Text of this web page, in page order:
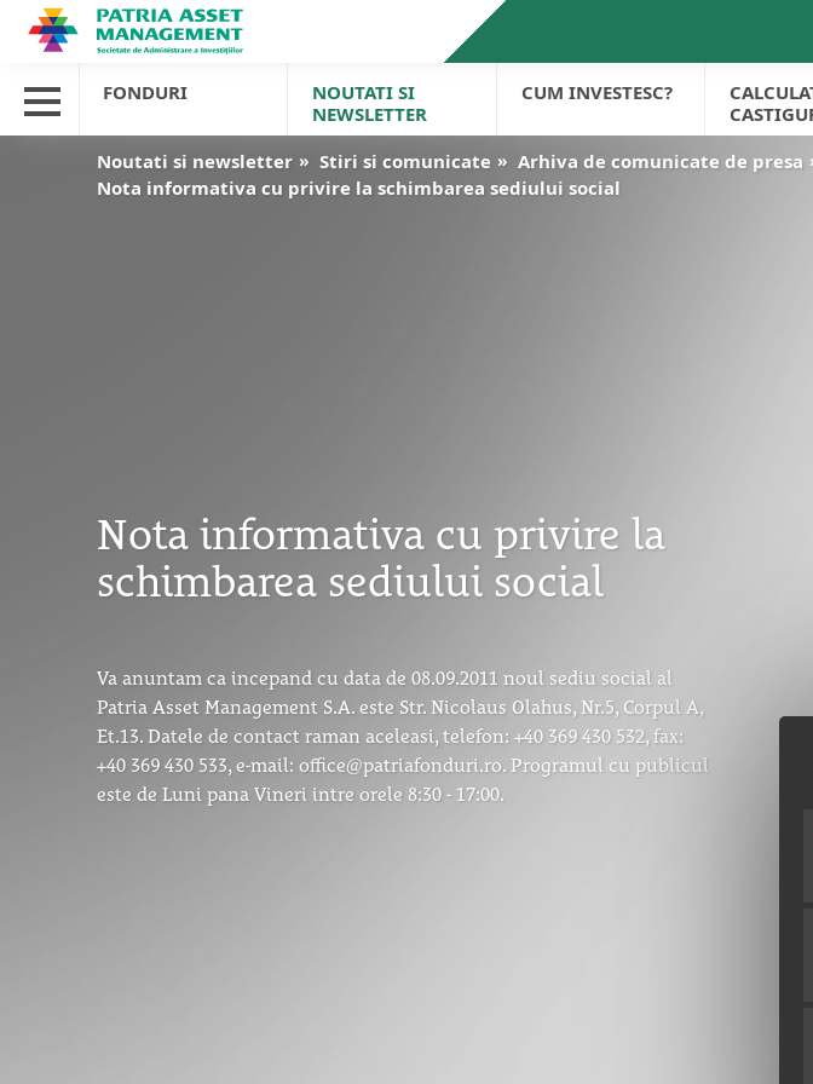
FONDURI
NOUTATI SI
NEWSLETTER
CUM INVESTESC?
Noutati si newsletter
Stiri si comunicate
Arhiva de comunicate de presa
Nota informativa cu privire la schimbarea sediului social
Nota informativa cu privire la
schimbarea sediului social
Va anuntam ca incepand cu data de 08.09.2011 noul sediu social al
Patria Asset Management S.A. este Str. Nicolaus Olahus, Nr.5, Corpul A,
Et.13. Datele de contact raman aceleasi, telefon: +40 369 430 532, fax:
+40 369 430 533, e-mail: office@patriafonduri.ro. Programul cu publicul
este de Luni pana Vineri intre orele 8:30 - 17:00.